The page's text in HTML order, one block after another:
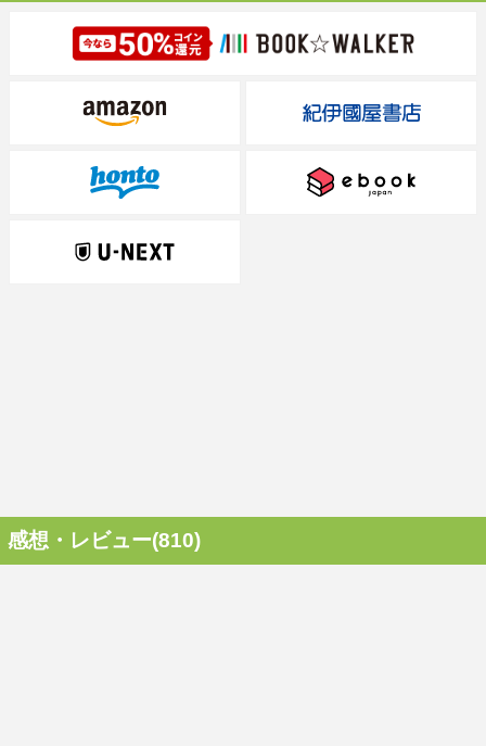
感想・レビュー(810)